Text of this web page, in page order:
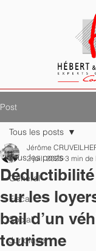
Post
Tous les posts
Général
Fiscal
Social
Juridique
Tous les posts
Déductibilité
sur les
bail d’un
tourisme
Jérôme
2 juil. 2025 3 min de